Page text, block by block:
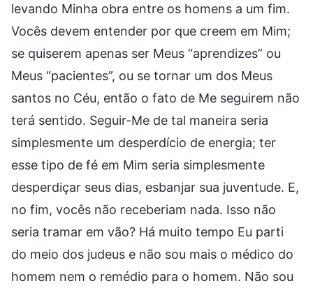
levando Minha obra entre os homens a um fim.
Vocês devem entender por que creem em Mim;
se quiserem apenas ser Meus “aprendizes” ou
Meus “pacientes”, ou se tornar um dos Meus
santos no Céu, então o fato de Me seguirem não
terá sentido. Seguir-Me de tal maneira seria
simplesmente um desperdício de energia; ter
esse tipo de fé em Mim seria simplesmente
desperdiçar seus dias, esbanjar sua juventude. E,
no fim, vocês não receberiam nada. Isso não
seria tramar em vão? Há muito tempo Eu parti
do meio dos judeus e não sou mais o médico do
homem nem o remédio para o homem. Não sou